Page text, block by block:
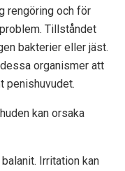
rengöring och för
Tillståndet
bakterier eller jäst.
organismer att
penishuvudet.
kan orsaka
Irritation kan